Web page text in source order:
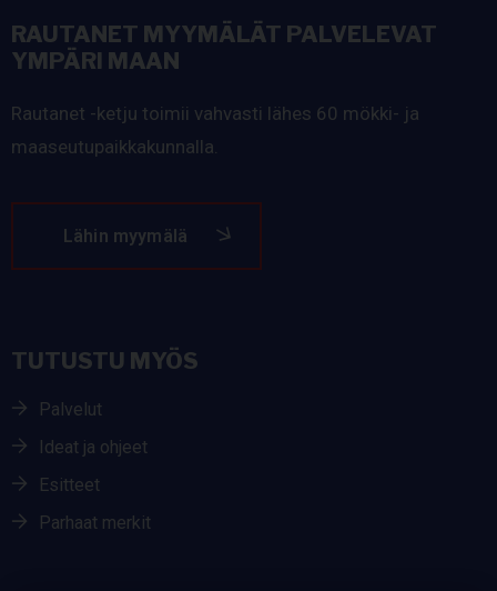
RAUTANET MYYMÄLÄT PALVELEVAT
YMPÄRI MAAN
Rautanet -ketju toimii vahvasti lähes 60 mökki- ja
maaseutupaikkakunnalla.
Lähin myymälä
TUTUSTU MYÖS
Palvelut
Ideat ja ohjeet
Esitteet
Parhaat merkit